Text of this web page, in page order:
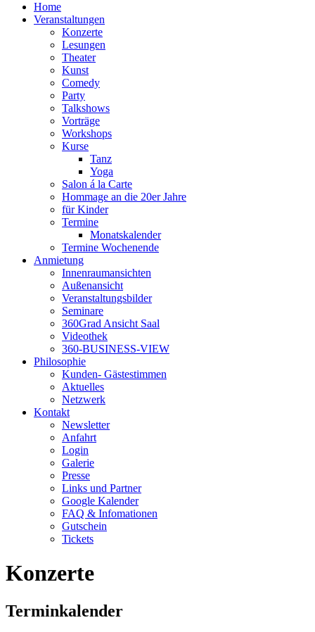
Home
Veranstaltungen
Konzerte
Lesungen
Theater
Kunst
Comedy
Party
Talkshows
Vorträge
Workshops
Kurse
Tanz
Yoga
Salon á la Carte
Hommage an die 20er Jahre
für Kinder
Termine
Monatskalender
Termine Wochenende
Anmietung
Innenraumansichten
Außenansicht
Veranstaltungsbilder
Seminare
360Grad Ansicht Saal
Videothek
360-BUSINESS-VIEW
Philosophie
Kunden- Gästestimmen
Aktuelles
Netzwerk
Kontakt
Newsletter
Anfahrt
Login
Galerie
Presse
Links und Partner
Google Kalender
FAQ & Infomationen
Gutschein
Tickets
Konzerte
Terminkalender